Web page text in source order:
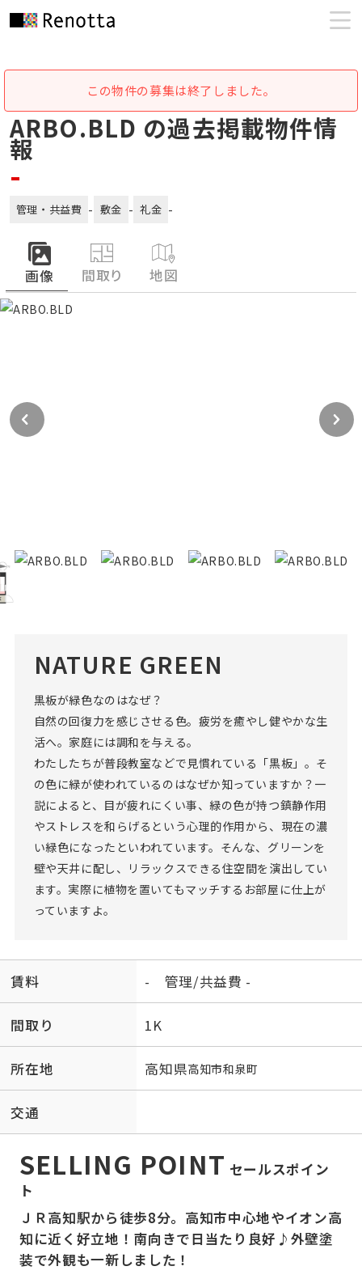
この物件の募集は終了しました。
ARBO.BLD の過去掲載物件情
報
-
管理・共益費 - 敷金 - 礼金 -
画像 間取り 地図
NATURE GREEN
黒板が緑色なのはなぜ？
自然の回復力を感じさせる色。疲労を癒やし健やかな生
活へ。家庭には調和を与える。
わたしたちが普段教室などで見慣れている「黒板」。そ
の色に緑が使われているのはなぜか知っていますか？一
説によると、目が疲れにくい事、緑の色が持つ鎮静作用
やストレスを和らげるという心理的作用から、現在の濃
い緑色になったといわれています。そんな、グリーンを
壁や天井に配し、リラックスできる住空間を演出してい
ます。実際に植物を置いてもマッチするお部屋に仕上が
っていますよ。
賃料 - 管理/共益費 -
間取り 1K
所在地 高知県高知市和泉町
交通
SELLING POINT セールスポイン
ト
ＪＲ高知駅から徒歩8分。高知市中心地やイオン高
知に近く好立地！南向きで日当たり良好♪外壁塗
装で外観も一新しました！